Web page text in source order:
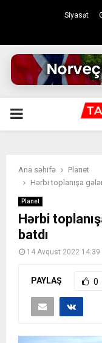
Siyasət
PRIMARY
Ana səhifə
Planet
Hərbi toplanışa
Planet
Hərbi
batdı
14 Avqust 2022 14:39
PAYLAŞ 0